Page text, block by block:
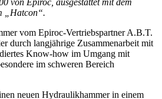
„Hatcon“.
vom Epiroc-Vertriebspartner A.B.T.
durch langjährige Zusammenarbeit mit
Know-how im Umgang mit
im schweren Bereich
neuen Hydraulikhammer in einem